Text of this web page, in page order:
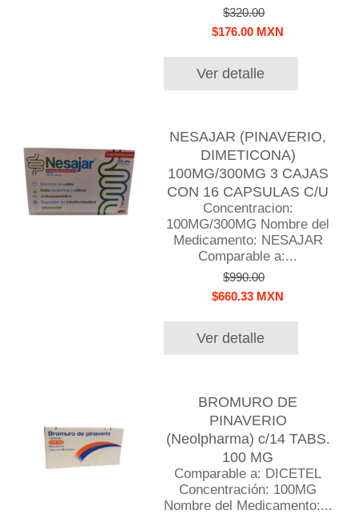
$320.00
$176.00 MXN
Ver detalle
NESAJAR (PINAVERIO,
DIMETICONA)
100MG/300MG 3 CAJAS
CON 16 CAPSULAS C/U
Concentracion:
100MG/300MG Nombre del
Medicamento: NESAJAR
Comparable a:...
$990.00
$660.33 MXN
Ver detalle
BROMURO DE
PINAVERIO
(Neolpharma) c/14 TABS.
100 MG
Comparable a: DICETEL
Concentración: 100MG
Nombre del Medicamento:...